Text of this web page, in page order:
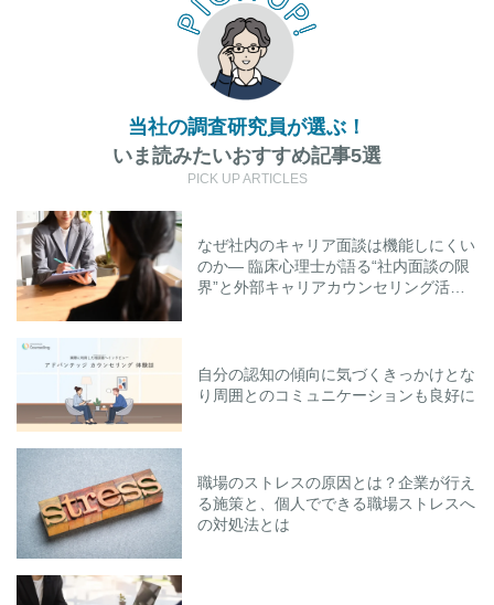
当社の調査研究員が選ぶ！
いま読みたいおすすめ記事5選
PICK UP ARTICLES
なぜ社内のキャリア面談は機能しにくい
のか― 臨床心理士が語る“社内面談の限
界”と外部キャリアカウンセリング活用
自分の認知の傾向に気づくきっかけとな
り周囲とのコミュニケーションも良好に
職場のストレスの原因とは？企業が行え
る施策と、個人でできる職場ストレスへ
の対処法とは